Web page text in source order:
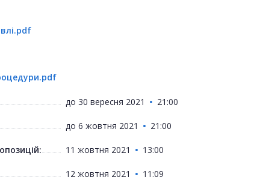
до 30 вересня 2021 21:00
до 6 жовтня 2021 21:00
11 жовтня 2021 13:00
12 жовтня 2021 11:09